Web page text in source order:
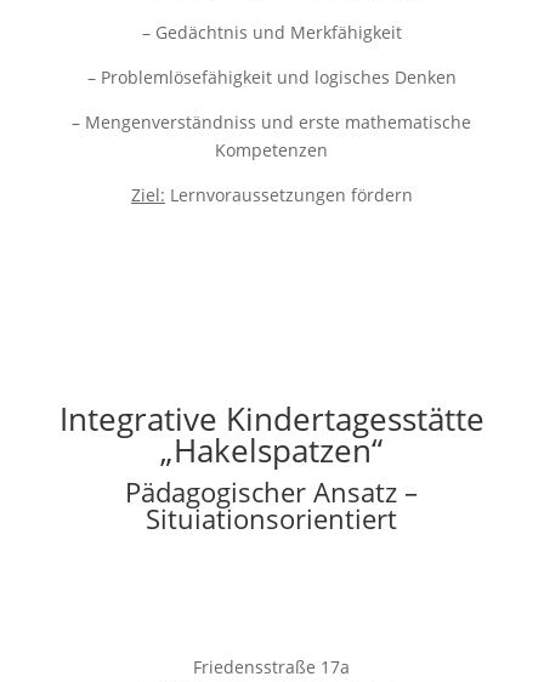
– Gedächtnis und Merkfähigkeit
– Problemlösefähigkeit und logisches Denken
– Mengenverständniss und erste mathematische
Kompetenzen
Ziel: Lernvoraussetzungen fördern
Integrative Kindertagesstätte
„Hakelspatzen“
Pädagogischer Ansatz –
Situiationsorientiert
Friedensstraße 17a